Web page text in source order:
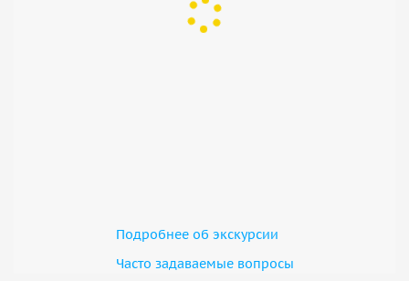
Подробнее об экскурсии
Часто задаваемые вопросы